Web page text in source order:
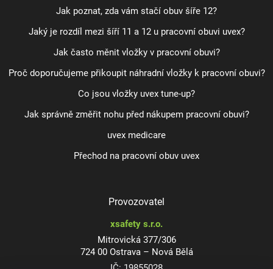
Jak poznat, zda vám stačí obuv šíře 12?
Jaký je rozdíl mezi šíří 11 a 12 u pracovní obuvi uvex?
Jak často měnit vložky v pracovní obuvi?
Proč doporučujeme přikoupit náhradní vložky k pracovní obuvi?
Co jsou vložky uvex tune-up?
Jak správně změřit nohu před nákupem pracovní obuvi?
uvex medicare
Přechod na pracovní obuv uvex
Provozovatel
xsafety s.r.o.
Mitrovická 377/306
724 00 Ostrava – Nová Bělá